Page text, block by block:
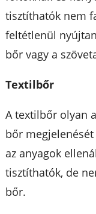
tisztíthatók nem
feltétlenül
bőr vagy a
Textilbőr
A textilbőr olyan
bőr
az anyagok
tisztíthatók, de
bőr.